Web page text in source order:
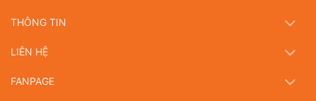
THÔNG TIN
LIÊN HỆ
FANPAGE